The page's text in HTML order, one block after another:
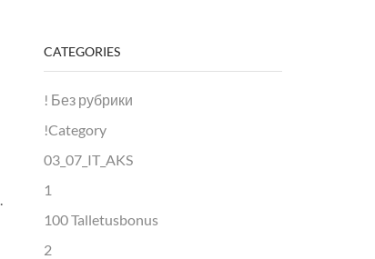
CATEGORIES
! Без рубрики
!Category
03_07_IT_AKS
1
100 Talletusbonus
2